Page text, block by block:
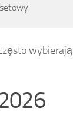
wybierają